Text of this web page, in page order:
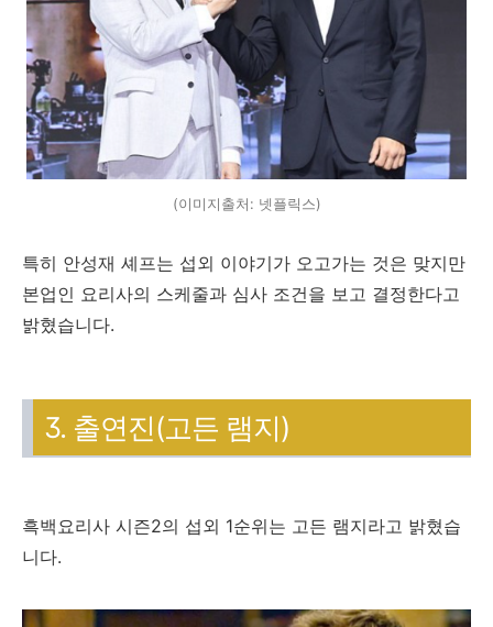
(이미지출처: 넷플릭스)
특히 안성재 셰프는 섭외 이야기가 오고가는 것은 맞지만
본업인 요리사의 스케줄과 심사 조건을 보고 결정한다고
밝혔습니다.
3. 출연진(고든 램지)
흑백요리사 시즌2의 섭외 1순위는 고든 램지라고 밝혔습
니다.